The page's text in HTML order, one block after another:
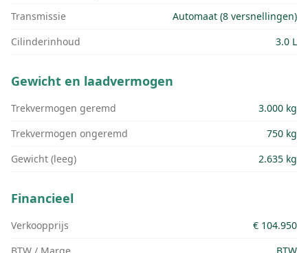
Transmissie
Automaat (8 versnellingen)
Cilinderinhoud
3.0 L
Gewicht en laadvermogen
Trekvermogen geremd
3.000 kg
Trekvermogen ongeremd
750 kg
Gewicht (leeg)
2.635 kg
Financieel
Verkoopprijs
€ 104.950